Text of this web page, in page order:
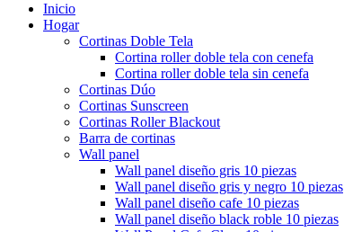
Inicio
Hogar
Cortinas Doble Tela
Cortina roller doble tela con cenefa
Cortina roller doble tela sin cenefa
Cortinas Dúo
Cortinas Sunscreen
Cortinas Roller Blackout
Barra de cortinas
Wall panel
Wall panel diseño gris 10 piezas
Wall panel diseño gris y negro 10 piezas
Wall panel diseño cafe 10 piezas
Wall panel diseño black roble 10 piezas